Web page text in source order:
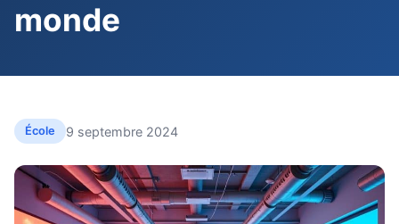
monde
École 9 septembre 2024